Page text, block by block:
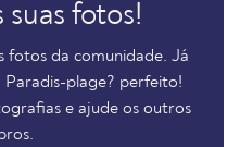
suas fotos!
fotos da comunidade. Já
Paradis-plage? perfeito!
e ajude os outros